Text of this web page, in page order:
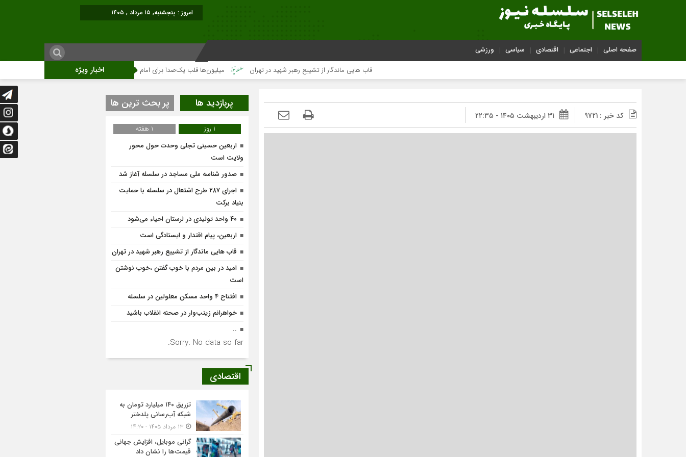
امروز : پنجشنبه, ۱۵ مرداد , ۱۴۰۵
صفحه اصلی اجتماعی اقتصادی سیاسی ورزشی
اخبار ویژه قاب هایی ماندگار از تشییع رهبر شهید در تهران میلیون‌ها قلب یک‌صدا برای امام شهید می‌تپد نمایشگاه آثار هنری ویژه ارتحال امام
کد خبر : 9721 ۳۱ اردیبهشت ۱۴۰۵ - ۲۲:۳۵
پربازدید ها پر بحث ترین ها
1 روز
1 هفته
اربعین حسینی تجلی وحدت حول محور
ولایت است
صدور شناسه ملی مساجد در سلسله آغاز شد
اجرای ۲۸۷ طرح اشتعال در سلسله با حمایت
بنیاد برکت
۴۰ واحد تولیدی در لرستان احیاء می‌شود
اربعین، پیام اقتدار و ایستادگی است
قاب هایی ماندگار از تشییع رهبر شهید در تهران
امید در بین مردم با خوب گفتن ،خوب نوشتن
است
افتتاح ۴ واحد مسکن معلولین در سلسله
خواهرانم زینب‌وار در صحنه انقلاب باشید
..
Sorry. No data so far.
اقتصادی
تزریق ۱۴۰ میلیارد تومان به
شبکه آب‌رسانی پلدختر
گرانی موبایل، افزایش جهانی
قیمت‌ها را نشان داد